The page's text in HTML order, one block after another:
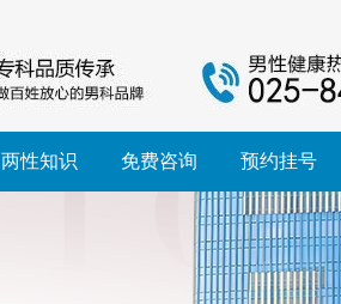
两性知识 免费咨询 预约挂号